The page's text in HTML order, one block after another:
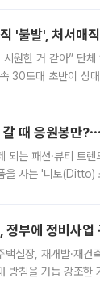
'불발', 처서매
시원한 거 같아” 단
30도대 초반이 상
갈 때 응원봉만
되는 패션·뷰티 트
을 사는 '디토(Ditto)
정부에 정비사
택실장, 재개발·재건
방침을 거듭 강조한